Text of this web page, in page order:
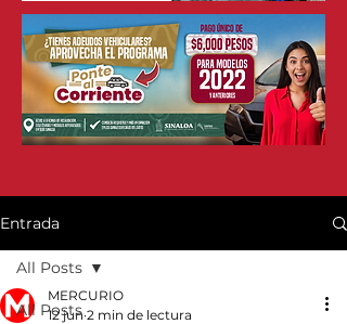
Entrada
All Posts
All Posts
MERCURIO
12 jun 2 min de lectura